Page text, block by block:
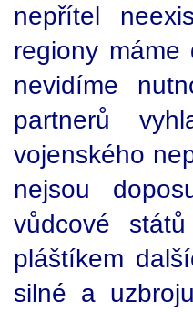
nepřítel
regiony máme
nevidíme
partnerů
vojenského
nejsou
vůdcové
pláštíkem
silné a